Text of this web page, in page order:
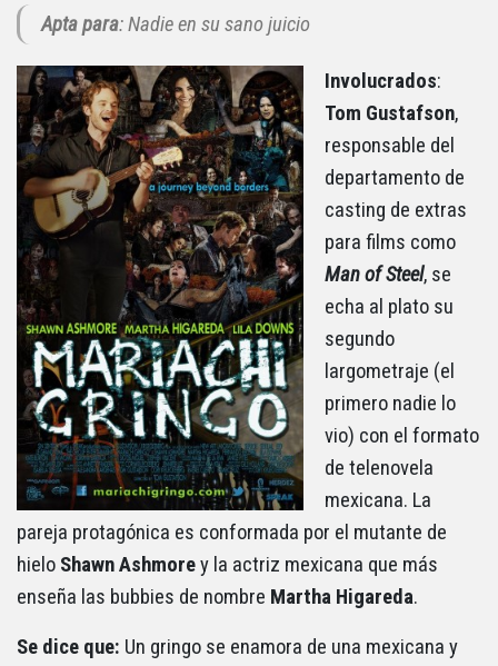
Apta para: Nadie en su sano juicio
Involucrados:
Tom Gustafson,
responsable del
departamento de
casting de extras
para films como
Man of Steel, se
echa al plato su
segundo
largometraje (el
primero nadie lo
vio) con el formato
de telenovela
mexicana. La
pareja protagónica es conformada por el mutante de
hielo Shawn Ashmorey la actriz mexicana que más
enseña las bubbies de nombre Martha Higareda.
Se dice que: Un gringo se enamora de una mexicana y